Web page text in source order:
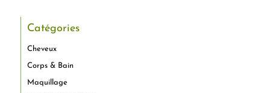
Catégories
Cheveux
Corps & Bain
Maquillage